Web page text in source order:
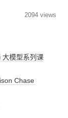
2094 views
大模型系列课
Chase